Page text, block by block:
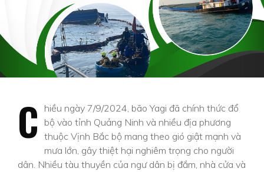
C
hiều ngày 7/9/2024, bão Yagi đã chính thức đổ
bộ vào tỉnh Quảng Ninh và nhiều địa phương
thuộc Vịnh Bắc bộ mang theo gió giật mạnh và
mưa lớn, gây thiệt hại nghiêm trọng cho người
dân. Nhiều tàu thuyền của ngư dân bị đắm, nhà cửa và